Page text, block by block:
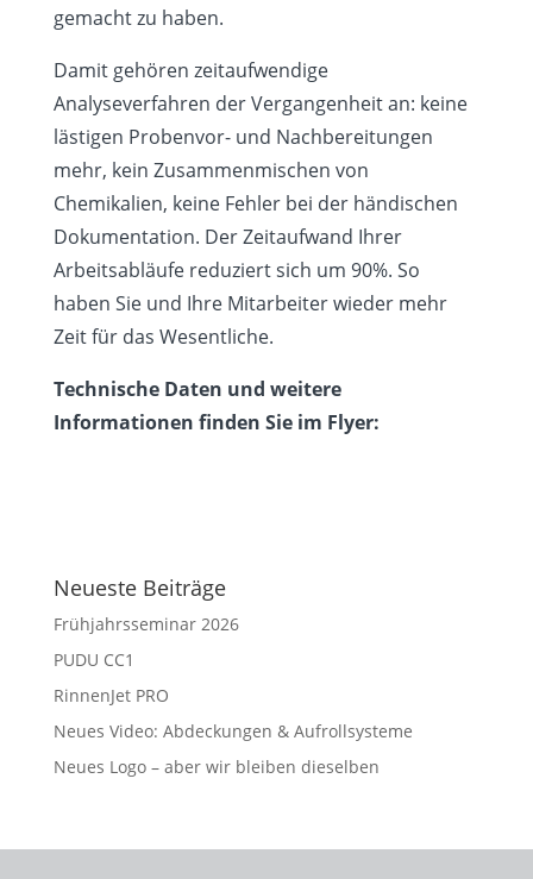
gemacht zu haben.
Damit gehören zeitaufwendige
Analyseverfahren der Vergangenheit an: keine
lästigen Probenvor- und Nachbereitungen
mehr, kein Zusammenmischen von
Chemikalien, keine Fehler bei der händischen
Dokumentation. Der Zeitaufwand Ihrer
Arbeitsabläufe reduziert sich um 90%. So
haben Sie und Ihre Mitarbeiter wieder mehr
Zeit für das Wesentliche.
Technische Daten und weitere
Informationen finden Sie im Flyer:
Neueste Beiträge
Frühjahrsseminar 2026
PUDU CC1
RinnenJet PRO
Neues Video: Abdeckungen & Aufrollsysteme
Neues Logo – aber wir bleiben dieselben